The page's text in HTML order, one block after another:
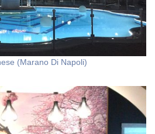
(Marano Di Napoli)